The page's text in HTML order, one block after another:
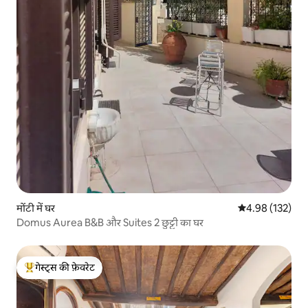
मोंटी में घर औसत रेटिंग 5 में से
4.98 (132)
Domus Aurea B&B और Suites 2 छुट्टी का घर
गेस्ट्स का टॉप फ़ेवरेट
गेस्ट्स की फ़ेवरेट